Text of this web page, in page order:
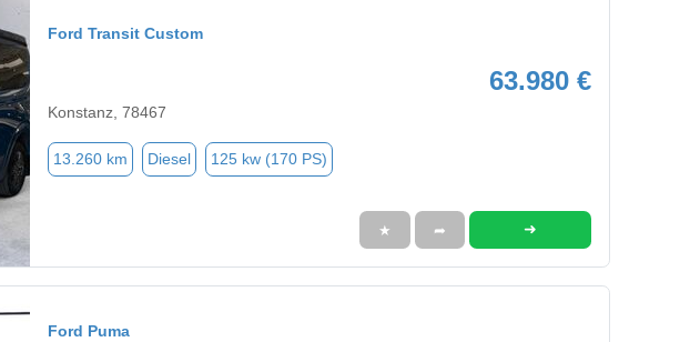
Ford Transit Custom
63.980 €
Konstanz, 78467
13.260 km Diesel 125 kw (170 PS)
★ ➦ ➜
Ford Puma